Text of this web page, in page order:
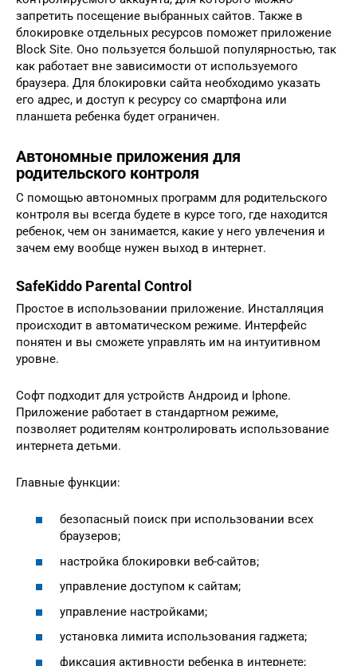
запретить посещение выбранных сайтов. Также в
блокировке отдельных ресурсов поможет приложение
Block Site. Оно пользуется большой популярностью, так
как работает вне зависимости от используемого
браузера. Для блокировки сайта необходимо указать
его адрес, и доступ к ресурсу со смартфона или
планшета ребенка будет ограничен.
Автономные приложения для
родительского контроля
С помощью автономных программ для родительского
контроля вы всегда будете в курсе того, где находится
ребенок, чем он занимается, какие у него увлечения и
зачем ему вообще нужен выход в интернет.
SafeKiddo Parental Control
Простое в использовании приложение. Инсталляция
происходит в автоматическом режиме. Интерфейс
понятен и вы сможете управлять им на интуитивном
уровне.
Софт подходит для устройств Андроид и Iphone.
Приложение работает в стандартном режиме,
позволяет родителям контролировать использование
интернета детьми.
Главные функции:
безопасный поиск при использовании всех
браузеров;
настройка блокировки веб-сайтов;
управление доступом к сайтам;
управление настройками;
установка лимита использования гаджета;
фиксация активности ребенка в интернете;